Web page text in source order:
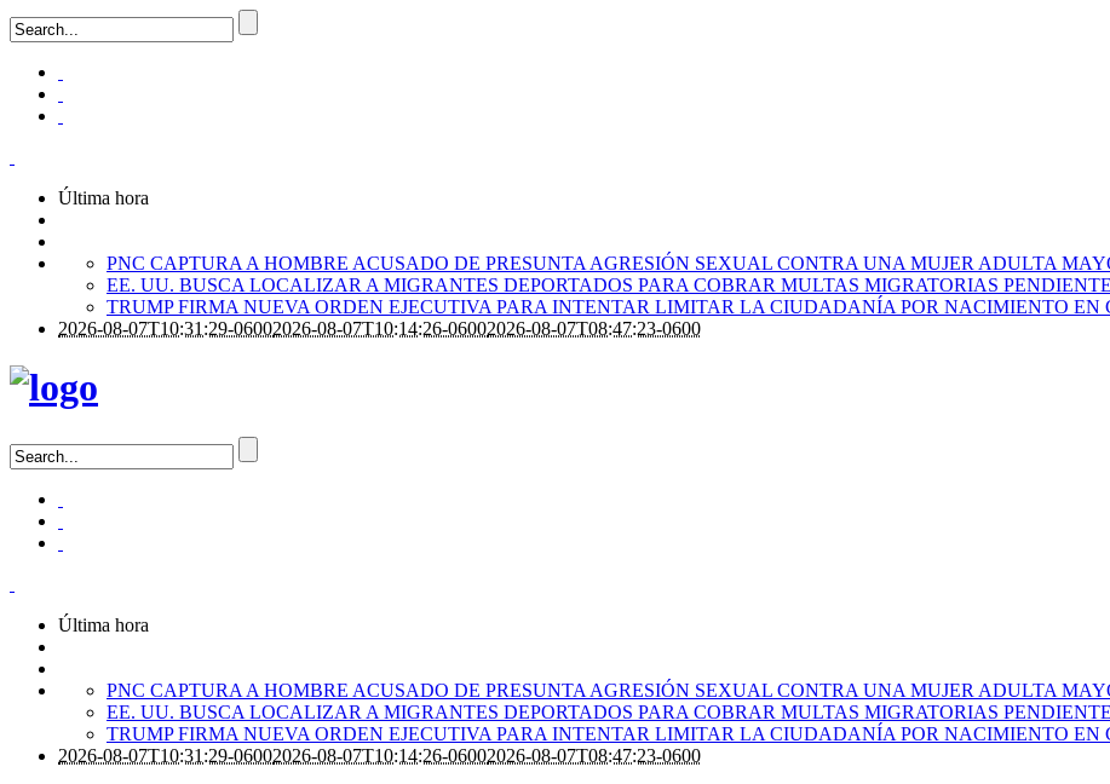
Última hora
PNC CAPTURA A HOMBRE ACUSADO DE PRESUNTA AGRESIÓN SEXUAL CONTRA UNA MUJER ADULTA
EE. UU. BUSCA LOCALIZAR A MIGRANTES DEPORTADOS PARA COBRAR MULTAS MIGRATORIAS
TRUMP FIRMA NUEVA ORDEN EJECUTIVA PARA INTENTAR LIMITAR LA CIUDADANÍA POR NACIMIENTO EN
2026-08-07T10:31:29-06002026-08-07T10:14:26-06002026-08-07T08:47:23-0600
Última hora
PNC CAPTURA A HOMBRE ACUSADO DE PRESUNTA AGRESIÓN SEXUAL CONTRA UNA MUJER ADULTA
EE. UU. BUSCA LOCALIZAR A MIGRANTES DEPORTADOS PARA COBRAR MULTAS MIGRATORIAS
TRUMP FIRMA NUEVA ORDEN EJECUTIVA PARA INTENTAR LIMITAR LA CIUDADANÍA POR NACIMIENTO EN
2026-08-07T10:31:29-06002026-08-07T10:14:26-06002026-08-07T08:47:23-0600